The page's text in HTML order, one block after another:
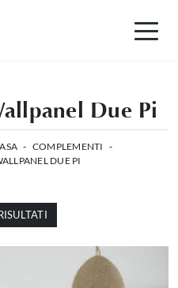
Due Pi
- COMPLEMENTI -
DUE PI